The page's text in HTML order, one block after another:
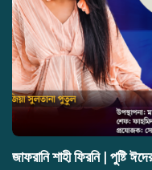
জাফরানি শাহী ফিরনি | পুষ্টি